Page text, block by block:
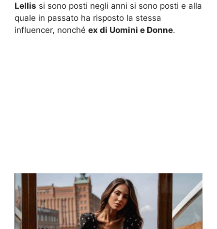
Lellis si sono posti negli anni si sono posti e alla
quale in passato ha risposto la stessa
influencer, nonché ex di Uomini e Donne.